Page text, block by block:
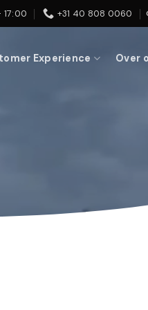
+31 40 808 0060
Experience Over